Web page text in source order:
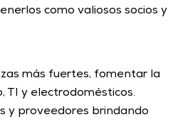
como valiosos socios y
más fuertes, fomentar la
TI y electrodomésticos.
y proveedores brindando